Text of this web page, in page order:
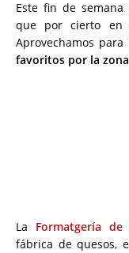
Este fin de semana
que por cierto en
Aprovechamos
favoritos por la
La Formatgería de
fábrica de quesos,